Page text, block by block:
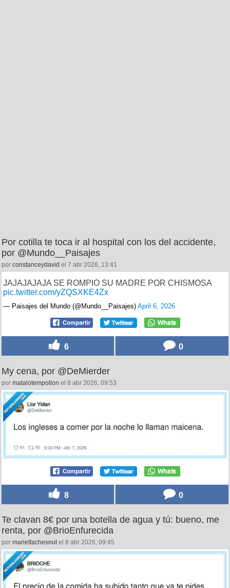
Por cotilla te toca ir al hospital con los del accidente,
por @Mundo__Paisajes
por constanceydavid el 7 abr 2026, 13:41
JAJAJAJAJA SE ROMPIÓ SU MADRE POR CHISMOSA
pic.twitter.com/yZQSXKE4Zx
— Paisajes del Mundo (@Mundo__Paisajes) April 6, 2026
6 0
My cena, por @DeMierder
por matalotempollon el 8 abr 2026, 09:53
8 0
Te clavan 8€ por una botella de agua y tú: bueno, me
renta, por @BrioEnfurecida
por mariettachesnutel 8 abr 2026, 09:45